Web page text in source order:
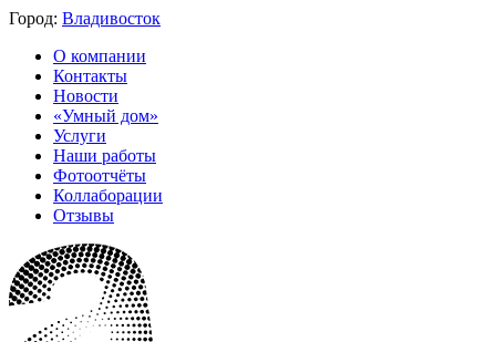
Город: Владивосток
О компании
Контакты
Новости
«Умный дом»
Услуги
Наши работы
Фотоотчёты
Коллаборации
Отзывы